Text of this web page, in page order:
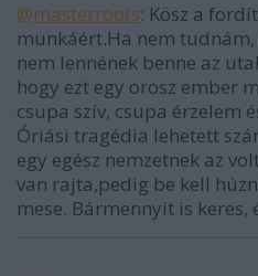
@masterroofs: Kösz a
munkáért.Ha nem
nem lennének benne az
hogy ezt egy orosz ember
csupa szív, csupa érzelem
Óriási tragédia lehetett
egy egész nemzetnek az
van rajta,pedig be kell
mese. Bármennyit is